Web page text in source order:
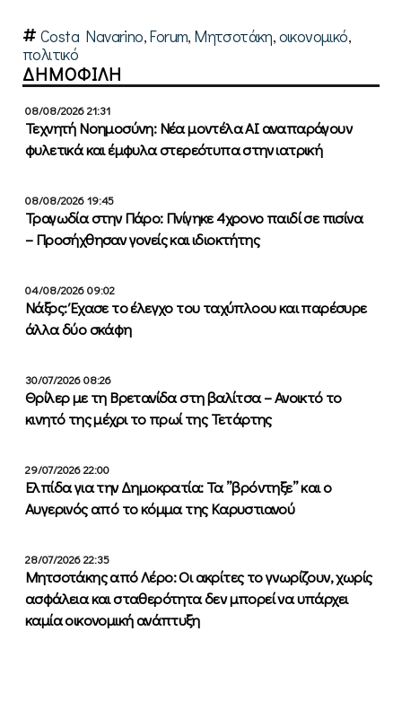
Costa Navarino,Forum, Μητσοτάκη,οικονομικό,
πολιτικό
ΔΗΜΟΦΙΛΗ
08/08/2026 21:31
Τεχνητή Νοημοσύνη: Νέα μοντέλα ΑΙ αναπαράγουν
φυλετικά και έμφυλα στερεότυπα στην ιατρική
08/08/2026 19:45
Τραγωδία στην Πάρο: Πνίγηκε 4χρονο παιδί σε πισίνα
– Προσήχθησαν γονείς και ιδιοκτήτης
04/08/2026 09:02
Νάξος: Έχασε το έλεγχο του ταχύπλοου και παρέσυρε
άλλα δύο σκάφη
30/07/2026 08:26
Θρίλερ με τη Βρετανίδα στη βαλίτσα – Ανοικτό το
κινητό της μέχρι το πρωί της Τετάρτης
29/07/2026 22:00
Ελπίδα για την Δημοκρατία: Τα ”βρόντηξε” και ο
Αυγερινός από το κόμμα της Καρυστιανού
28/07/2026 22:35
Μητσοτάκης από Λέρο: Οι ακρίτες το γνωρίζουν, χωρίς
ασφάλεια και σταθερότητα δεν μπορεί να υπάρχει
καμία οικονομική ανάπτυξη